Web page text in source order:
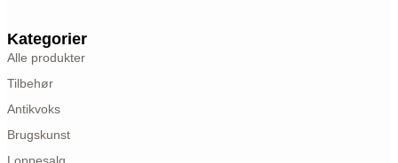
Kategorier
Alle produkter
Tilbehør
Antikvoks
Brugskunst